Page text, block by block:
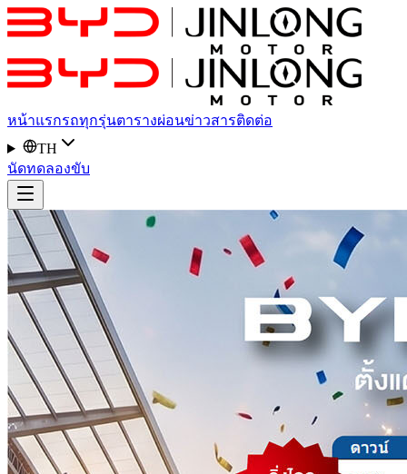
หน้าแรกรถทุกรุ่นตารางผ่อนข่าวสารติดต่อ
TH
นัดทดลองขับ